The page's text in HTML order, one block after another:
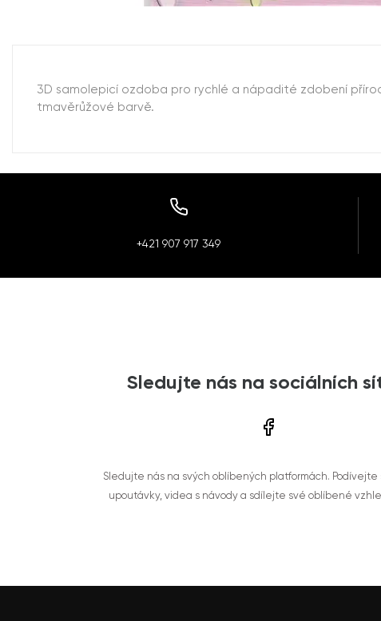
3D samolepicí ozdoba pro rychlé a nápadité zdobení
tmavěrůžové barvě.
+421 907 917 349
Sledujte nás na sociálních
Sledujte nás na svých oblíbených platformách. Podívejte
upoutávky, videa s návody a sdílejte své oblíbené